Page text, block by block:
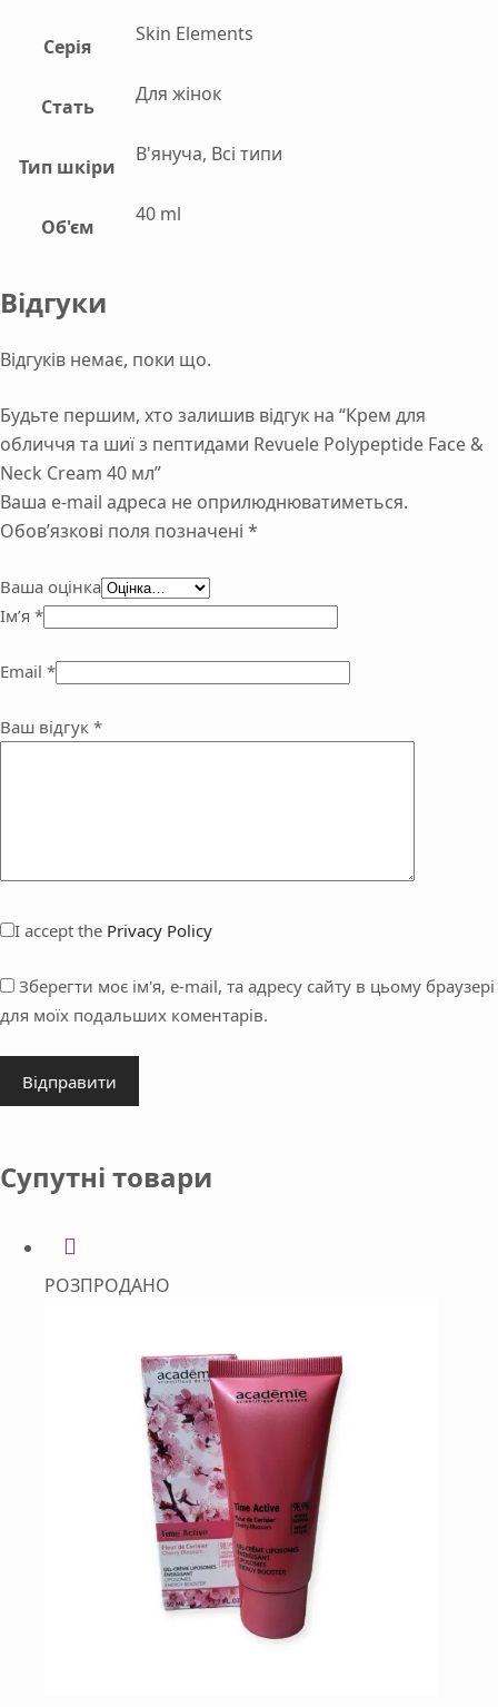
Серія
Skin Elements
Стать
Для жінок
Тип шкіри
В'януча, Всі типи
Об'єм
40 ml
Відгуки
Відгуків немає, поки що.
Будьте першим, хто залишив відгук на “Крем для
обличчя та шиї з пептидами Revuele Polypeptide Face &
Neck Cream 40 мл”
Ваша e-mail адреса не оприлюднюватиметься.
Обов’язкові поля позначені *
Ваша оцінка
Ім’я *
Email *
Ваш відгук *
I accept the Privacy Policy
Зберегти моє ім'я, e-mail, та адресу сайту в цьому браузері
для моїх подальших коментарів.
Відправити
Супутні товари
РОЗПРОДАНО